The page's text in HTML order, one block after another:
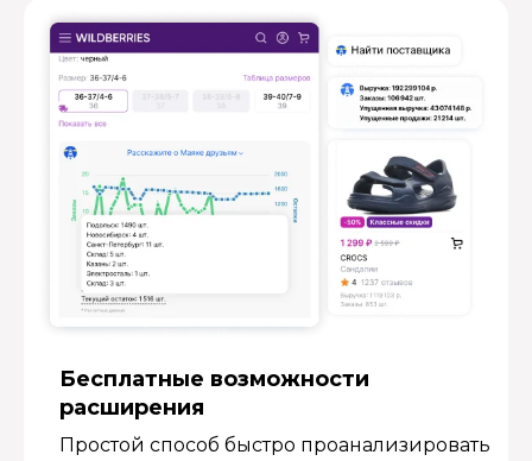
Бесплатные возмож­ности
расширения
Простой способ быстро проанализировать